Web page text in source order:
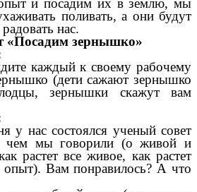
и посадим их в землю, мы
поливать, а они будут
нас.
«Посадим зернышко»
каждый к своему рабочему
(дети сажают зернышко
зернышки скажут вам
у нас состоялся ученый совет
чем мы говорили (о живой и
растет все живое, как растет
Вам понравилось? А что